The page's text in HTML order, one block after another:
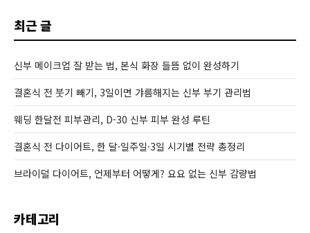
최근 글
신부 메이크업 잘 받는 법, 본식 화장 들뜸 없이 완성하기
결혼식 전 붓기 빼기, 3일이면 갸름해지는 신부 부기 관리법
웨딩 한달전 피부관리, D-30 신부 피부 완성 루틴
결혼식 전 다이어트, 한 달·일주일·3일 시기별 전략 총정리
브라이덜 다이어트, 언제부터 어떻게? 요요 없는 신부 감량법
카테고리